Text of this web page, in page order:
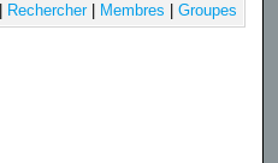
Rechercher| Membres Groupes